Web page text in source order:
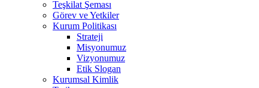
Teşkilat Şeması
Görev ve Yetkiler
Kurum Politikası
Strateji
Misyonumuz
Vizyonumuz
Etik Slogan
Kurumsal Kimlik